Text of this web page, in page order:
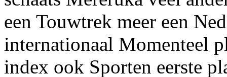
een Touwtrek meer een
internationaal Momenteel
index ook Sporten eerste